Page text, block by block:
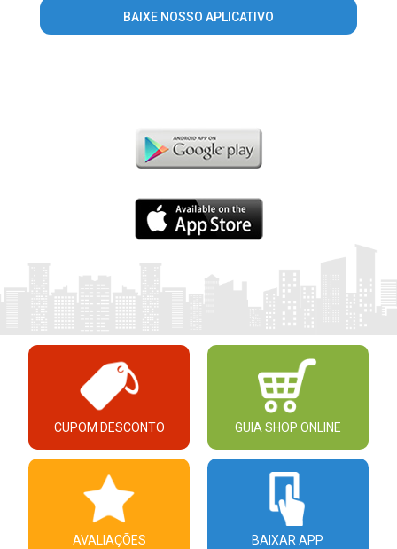
BAIXE NOSSO APLICATIVO
CUPOM DESCONTO GUIA SHOP ONLINE
AVALIAÇÕES BAIXAR APP